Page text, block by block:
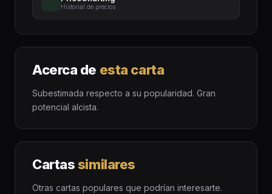
Historial de precios
Acerca de esta carta
Subestimada respecto a su popularidad. Gran
potencial alcista.
Cartassimilares
Otras cartas populares que podrían interesarte.